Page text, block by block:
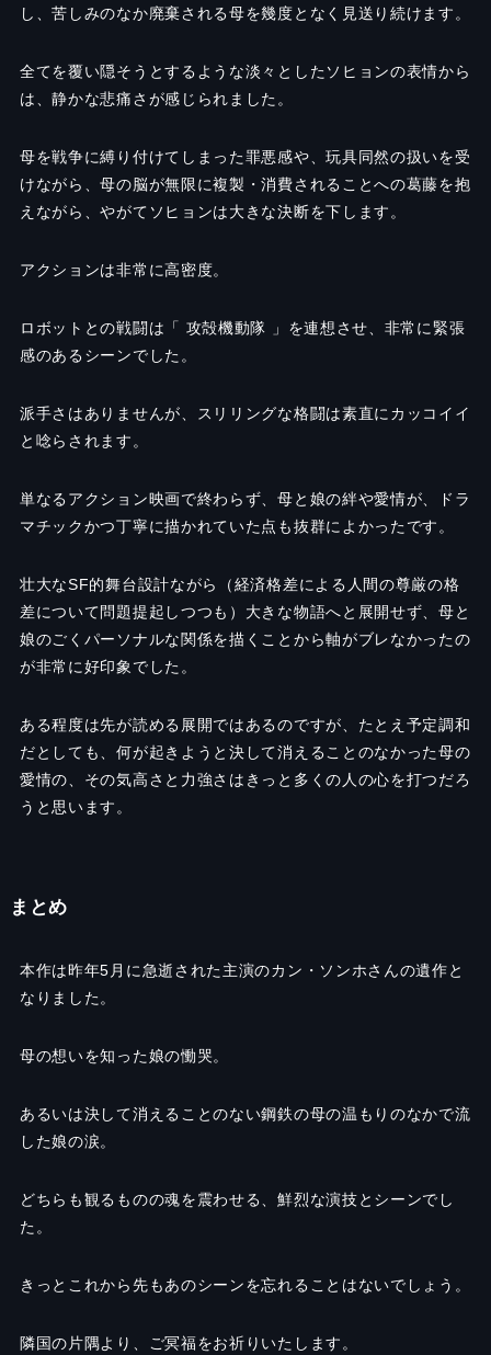
し、苦しみのなか廃棄される母を幾度となく見送り続けます。
全てを覆い隠そうとするような淡々としたソヒョンの表情から
は、静かな悲痛さが感じられました。
母を戦争に縛り付けてしまった罪悪感や、玩具同然の扱いを受
けながら、母の脳が無限に複製・消費されることへの葛藤を抱
えながら、やがてソヒョンは大きな決断を下します。
アクションは非常に高密度。
ロボットとの戦闘は「 攻殻機動隊 」を連想させ、非常に緊張
感のあるシーンでした。
派手さはありませんが、スリリングな格闘は素直にカッコイイ
と唸らされます。
単なるアクション映画で終わらず、母と娘の絆や愛情が、ドラ
マチックかつ丁寧に描かれていた点も抜群によかったです。
壮大なSF的舞台設計ながら（経済格差による人間の尊厳の格
差について問題提起しつつも）大きな物語へと展開せず、母と
娘のごくパーソナルな関係を描くことから軸がブレなかったの
が非常に好印象でした。
ある程度は先が読める展開ではあるのですが、たとえ予定調和
だとしても、何が起きようと決して消えることのなかった母の
愛情の、その気高さと力強さはきっと多くの人の心を打つだろ
うと思います。
まとめ
本作は昨年5月に急逝された主演のカン・ソンホさんの遺作と
なりました。
母の想いを知った娘の慟哭。
あるいは決して消えることのない鋼鉄の母の温もりのなかで流
した娘の涙。
どちらも観るものの魂を震わせる、鮮烈な演技とシーンでし
た。
きっとこれから先もあのシーンを忘れることはないでしょう。
隣国の片隅より、ご冥福をお祈りいたします。